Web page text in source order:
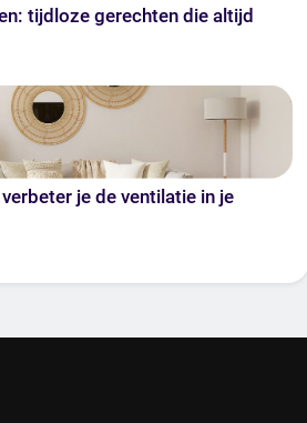
tijdloze gerechten die altijd
je de ventilatie in je